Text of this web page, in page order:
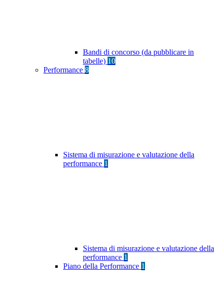
Bandi di concorso (da pubblicare in
tabelle) 10
Performance 8
Sistema di misurazione e valutazione della
performance 1
Sistema di misurazione e valutazione della
performance 1
Piano della Performance 1